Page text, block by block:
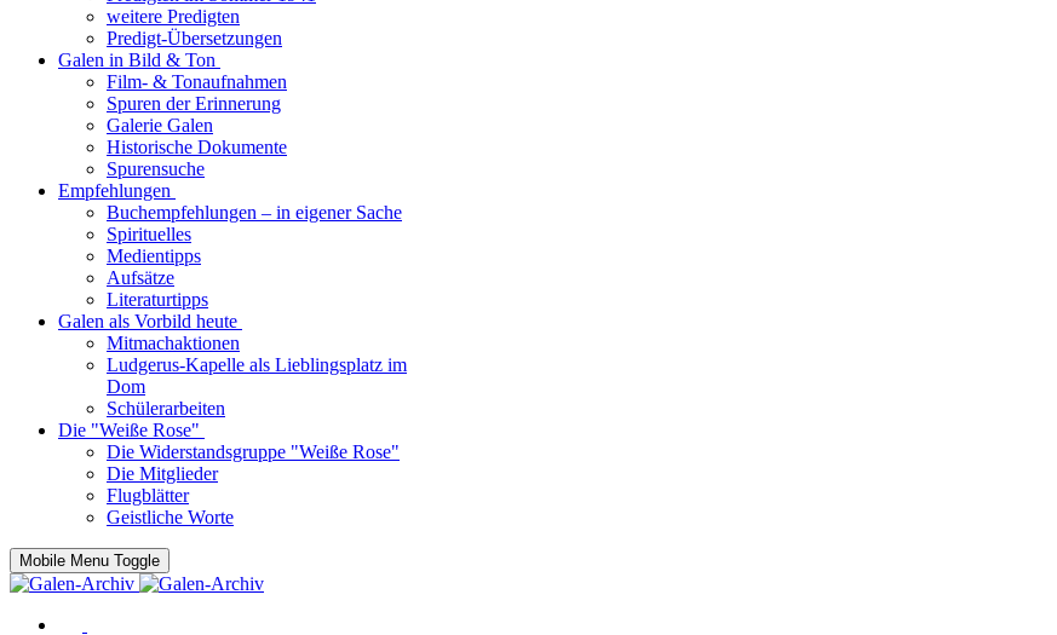
weitere Predigten
Predigt-Übersetzungen
Galen in Bild & Ton
Film- & Tonaufnahmen
Spuren der Erinnerung
Galerie Galen
Historische Dokumente
Spurensuche
Empfehlungen
Buchempfehlungen – in eigener Sache
Spirituelles
Medientipps
Aufsätze
Literaturtipps
Galen als Vorbild heute
Mitmachaktionen
Ludgerus-Kapelle als Lieblingsplatz im
Dom
Schülerarbeiten
Die "Weiße Rose"
Die Widerstandsgruppe "Weiße Rose"
Die Mitglieder
Flugblätter
Geistliche Worte
Mobile Menu Toggle